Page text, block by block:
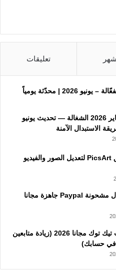
تعليقات
أكواد فري فاير 2026 الشغالة — تحديث يونيو
الاستبدال الآمنة
تحميل تطبيق PicsArt لتعديل الصور والفيديو
حسابات بايبال مشحونة Paypal جاهزة مجانا
ترويج حساب تيك توك مجانا 2026 (زيادة متابعين
حسابك)